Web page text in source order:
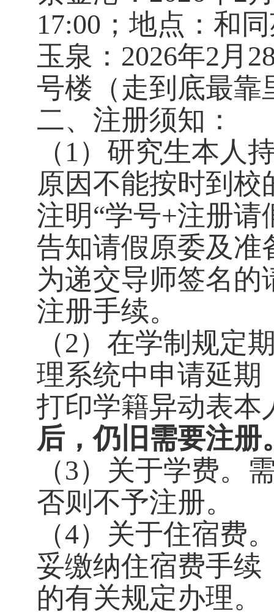
17:00；地点：和
玉泉： 2026年2月
号楼（走到底最
二、注册须知：
（ 1）研究生本人
原因不能按时到校
注明“学号+注册请
告知请假原委及准
为递交导师签名的
注册手续。
（2）在学制规定
理系统中申请延期
打印学籍异动表本
后，仍旧需要注册
（3）关于学费。
否则不予注册。
（4）关于住宿费
妥缴纳住宿费手续
的有关规定办理。